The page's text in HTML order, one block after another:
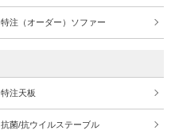
特注（オーダー）ソファー
特注天板
抗菌/抗ウイルステーブル